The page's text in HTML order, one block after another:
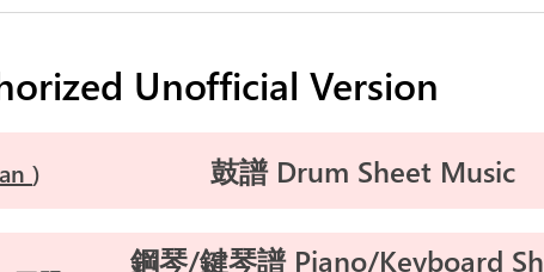
Unofficial Version
鼓譜 Drum Sheet Music
鋼琴/鍵琴譜 Piano/Keyboard